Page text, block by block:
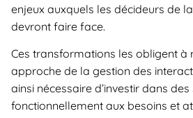
enjeux auxquels les décideurs de
devront faire face.
Ces transformations les obligent à
approche de la gestion des
ainsi nécessaire d’investir dans
fonctionnellement aux besoins et